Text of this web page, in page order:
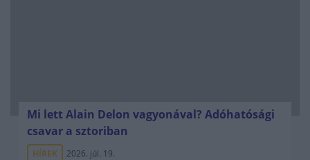
Mi lett Alain Delon vagyonával? Adóhatósági
csavar a sztoriban
HÍREK 2026. júl. 19.